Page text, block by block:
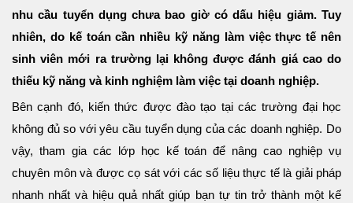
nhu cầu tuyển dụng chưa bao giờ có dấu hiệu giảm. Tuy
nhiên, do kế toán cần nhiều kỹ năng làm việc thực tế nên
sinh viên mới ra trường lại không được đánh giá cao do
thiếu kỹ năng và kinh nghiệm làm việc tại doanh nghiệp.
Bên cạnh đó, kiến thức được đào tạo tại các trường đại học
không đủ so với yêu cầu tuyển dụng của các doanh nghiệp. Do
vậy, tham gia các lớp học kế toán để nâng cao nghiệp vụ
chuyên môn và được cọ sát với các số liệu thực tế là giải pháp
nhanh nhất và hiệu quả nhất giúp bạn tự tin trở thành một kế